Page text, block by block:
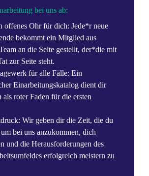
bei uns ab:
offenes Ohr für dich: Jede*r neue
bekommt ein Mitglied aus
an die Seite gestellt, der*die mit
zur Seite steht.
für alle Fälle: Ein
Einarbeitungskatalog dient dir
als roter Faden für die ersten
Wir geben dir die Zeit, die du
bei uns anzukommen, dich
und die Herausforderungen des
erfolgreich meistern zu